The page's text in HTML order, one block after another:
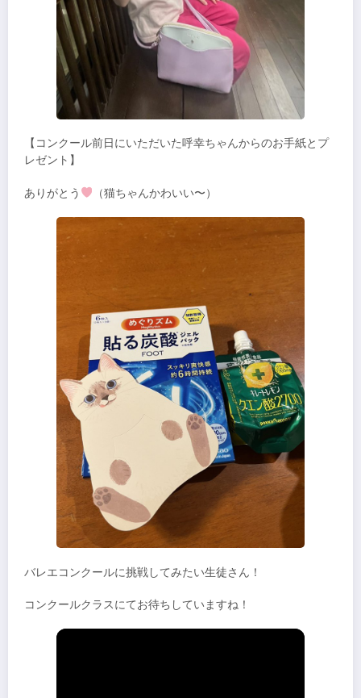
【コンクール前日にいただいた呼幸ちゃんからのお手紙とプ
レゼント】
ありがとう （猫ちゃんかわいい〜）
バレエコンクールに挑戦してみたい生徒さん！
コンクールクラスにてお待ちしていますね！